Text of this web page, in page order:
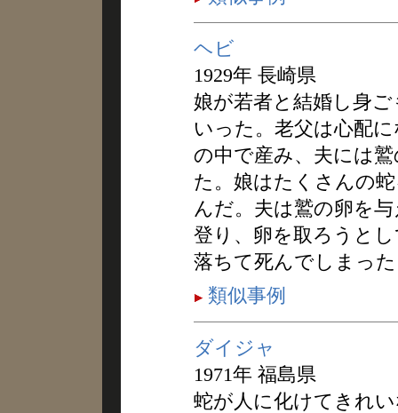
ヘビ
1929年 長崎県
娘が若者と結婚し身
いった。老父は心配
の中で産み、夫には
た。娘はたくさんの
んだ。夫は鷲の卵を
登り、卵を取ろうと
落ちて死んでしまっ
類似事例
ダイジャ
1971年 福島県
蛇が人に化けてきれ